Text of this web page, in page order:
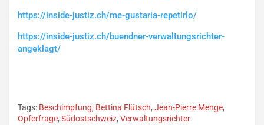
https://inside-justiz.ch/me-gustaria-repetirlo/
https://inside-justiz.ch/buendner-verwaltungsrichter-
angeklagt/
Tags: Beschimpfung, Bettina Flütsch, Jean-Pierre Menge,
Opferfrage, Südostschweiz, Verwaltungsrichter